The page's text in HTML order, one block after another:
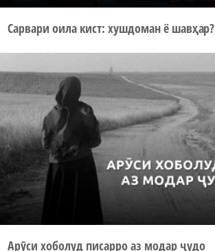
Сарвари оила кист: хушдоман ё шавҳар?
Арӯси хоболуд писарро аз модар ҷудо